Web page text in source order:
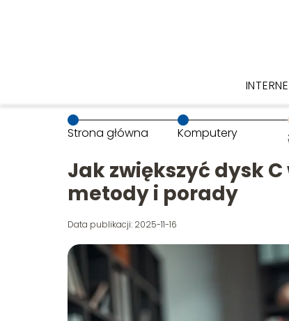
Strona główna Komputery
Jak zwiększyć dysk
metody i porady
Data publikacji: 2025-11-16